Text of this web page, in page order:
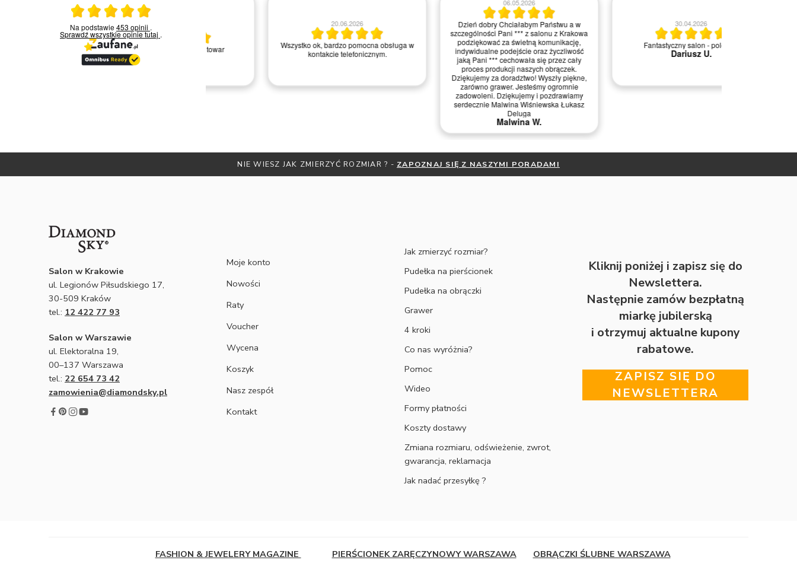
Ocena średnia 5 na 5
Na podstawie453 opinii .
Sprawdź wszystkie opinietutaj .
03.03.2026
Nie ma uwag. Konkretny towar
Wszystko ok, bardzo pomocna obsługa w
kontakcie telefonicznym.
Dzień dobry Chciałabym Państwu a w
szczególności Pani *** z salonu z Krakowa
podziękować za świetną komunikację,
indywidualne podejście oraz życzliwość
jaką Pani *** cechowała się przez cały
proces produkcji naszych obrączek.
Dziękujemy za doradztwo! Wyszły piękne,
zarówno grawer. Jesteśmy ogromnie
zadowoleni. Dziękujemy i pozdrawiamy
serdecznie Malwina Wiśniewska Łukasz
Fantastyczny salon - polecam
NIE WIESZ JAK ZMIERZYĆ ROZMIAR ? - ZAPOZNAJ SIĘ Z NASZYMI PORADAMI
Salon w Krakowie
ul. Legionów Piłsudskiego 17,
30-509 Kraków
tel.: 12 422 77 93
Salon w Warszawie
ul. Elektoralna 19,
00–137 Warszawa
tel.: 22 654 73 42
zamowienia@diamondsky.pl
Moje konto
Nowości
Raty
Voucher
Wycena
Koszyk
Nasz zespół
Kontakt
Jak zmierzyć rozmiar?
Pudełka na pierścionek
Pudełka na obrączki
Grawer
4 kroki
Co nas wyróżnia?
Pomoc
Wideo
Formy płatności
Koszty dostawy
Zmiana rozmiaru, odświeżenie, zwrot,
gwarancja, reklamacja
Jak nadać przesyłkę ?
Kliknij poniżej i zapisz się do
Newslettera.
Następnie zamów bezpłatną
miarkę jubilerską
i otrzymuj aktualne kupony
rabatowe.
ZAPISZ SIĘ DO
NEWSLETTERA
FASHION & JEWELERY MAGAZINE PIERŚCIONEK ZARĘCZYNOWY WARSZAWA OBRĄCZKI ŚLUBNE WARSZAWA